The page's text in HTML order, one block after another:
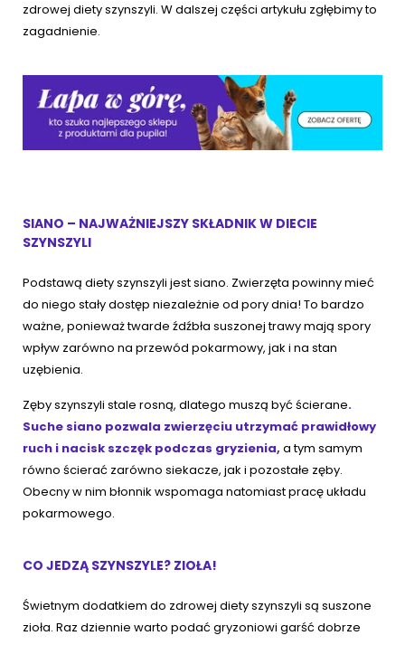
zdrowej diety szynszyli. W dalszej części artykułu zgłębimy to
zagadnienie.
SIANO – NAJWAŻNIEJSZY SKŁADNIK W DIECIE
SZYNSZYLI
Podstawą diety szynszyli jest siano. Zwierzęta powinny mieć
do niego stały dostęp niezależnie od pory dnia! To bardzo
ważne, ponieważ twarde źdźbła suszonej trawy mają spory
wpływ zarówno na przewód pokarmowy, jak i na stan
uzębienia.
Zęby szynszyli stale rosną, dlatego muszą być ścierane.
Suche siano pozwala zwierzęciu utrzymać prawidłowy
ruch i nacisk szczęk podczas gryzienia, a tym samym
równo ścierać zarówno siekacze, jak i pozostałe zęby.
Obecny w nim błonnik wspomaga natomiast pracę układu
pokarmowego.
CO JEDZĄ SZYNSZYLE? ZIOŁA!
Świetnym dodatkiem do zdrowej diety szynszyli są suszone
zioła. Raz dziennie warto podać gryzoniowi garść dobrze